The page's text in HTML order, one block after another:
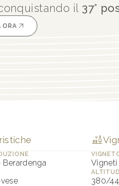
il 37°
ORA
Berardenga Vigneti
380/